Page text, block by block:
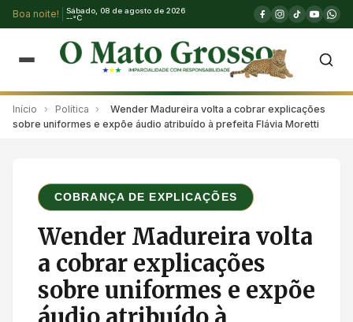
Boa noite!
Sábado, 08 de agosto de 2026
--°C
Início › Política ›
Wender Madureira volta a cobrar explicações
sobre uniformes e expõe áudio atribuído à prefeita Flávia Moretti
COBRANÇA DE EXPLICAÇÕES
Wender Madureira volta
a cobrar explicações
sobre uniformes e expõe